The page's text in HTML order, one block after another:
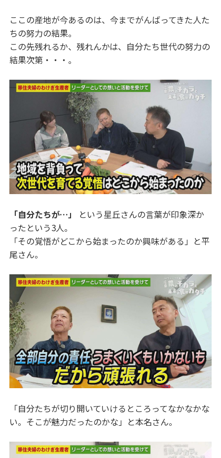
ここの産地が今あるのは、今までがんばってきた人た
ちの努力の結果。
この先残れるか、残れんかは、自分たち世代の努力の
結果次第・・・。
「自分たちが…」
という星丘さんの言葉が印象深か
ったという3人。
「その覚悟がどこから始まったのか興味がある」と平
尾さん。
「自分たちが切り開いていけるところってなかなかな
い。そこが魅力だったのかな」と本名さん。